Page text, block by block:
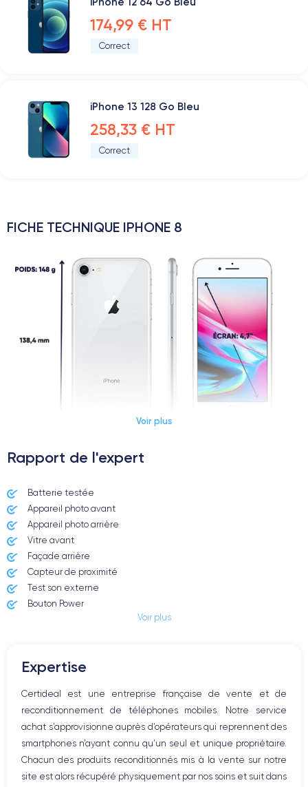
174,99 € HT
Correct
iPhone 13 128 Go Bleu
258,33 € HT
Correct
FICHE TECHNIQUE IPHONE 8
Dimensions et poids iPhone 8
Date de sortie
12/09/2017
Dimensions
IPS LCD 4.7 pouces
Apple A11 Bionic 6
Nom GPU
Apple GPU (3-Core)
Fréq. processeur
2.06 GHz
12 MP 7 MP
Voir plus
Rapport de l'expert
Batterie testée
Appareil photo avant
Appareil photo arrière ​
Vitre avant ​
Façade arrière
Capteur de proximité
Test son externe
Bouton Power
Haut parleur
Bouton Home
Bluetooth
WiFi
Réseau
Vibreur
Prise USB
Voir plus
Expertise
Certideal est une entreprise française de vente et de
reconditionnement de téléphones mobiles. Notre service
achat s’approvisionne auprès d’opérateurs qui reprennent des
smartphones n’ayant connu qu’un seul et unique propriétaire.
Chacun des produits reconditionnés mis à la vente sur notre
site est alors récupéré physiquement par nos soins et suit dans